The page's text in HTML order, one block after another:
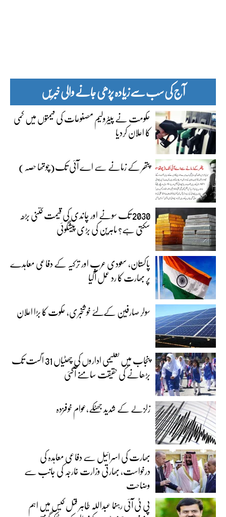
آج کی سب سے زیادہ پڑھی جانے والی خبریں
حکومت نے پیٹرولیم مصنوعات کی قیمتوں میں کمی
کا اعلان کردیا
پتھر کے زمانے سے اے آئی تک(چوتھا حصہ)
2030 تک سونے اور چاندی کی قیمت کتنی بڑھ
سکتی ہے؟ ماہرین کی بڑی پیشگوئی
پاکستان، سعودی عرب اور ترکیہ کے دفاعی معاہدے
پر بھارت کا رد عمل آگیا
سولر صارفین کےلئے خوشخبری، حکوت کا بڑا اعلان
پنجاب میں تعلیمی اداروں کی چھٹیاں 31 اگست تک
بڑھانے کی حقیقت سامنے آگئی
زلزلے کے شدید جھٹکے،عوام خوفزدہ
بھارت کی اسرائیل سے دفاعی معاہدہ کی
درخواست، بھارتی وزارت خارجہ کی جانب سے
وضاحت
پی ٹی آئی رہنما عبداللہ طاہر قتل کیس میں اہم